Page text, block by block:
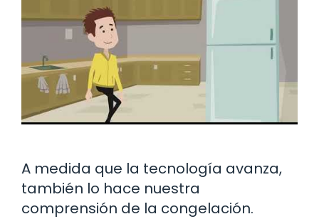
A medida que la tecnología avanza,
también lo hace nuestra
comprensión de la congelación.